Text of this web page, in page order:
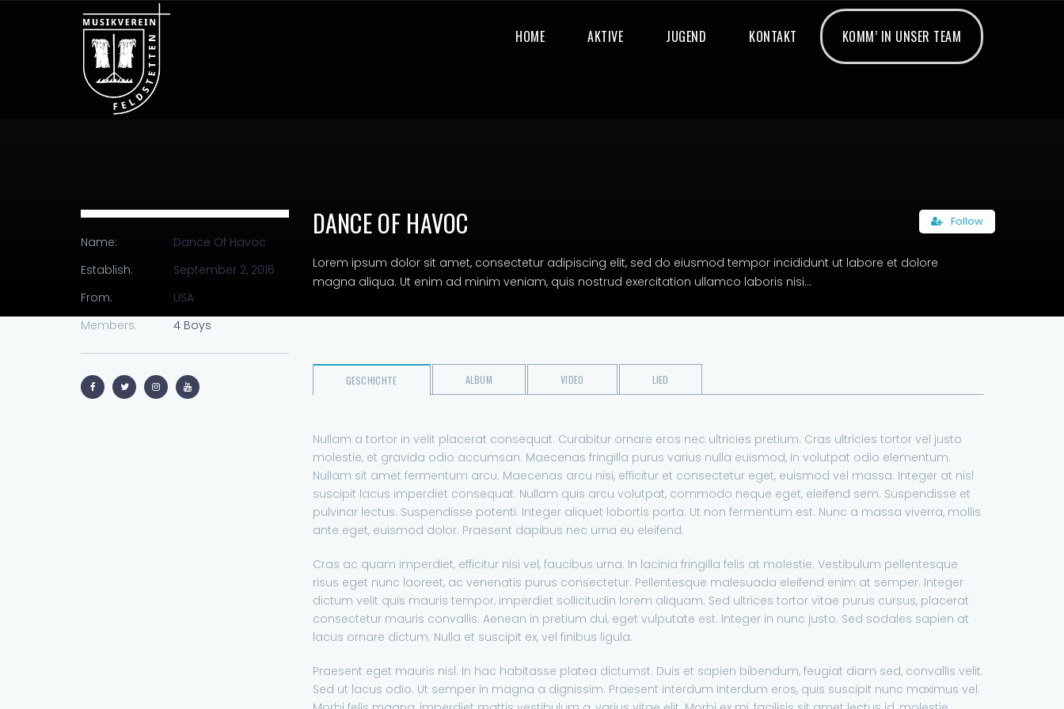
HOME AKTIVE JUGEND KONTAKT KOMM’ IN UNSER TEAM
Name:
Dance Of Havoc
Establish:
September 2, 2016
From:
USA
Members:
4 Boys
DANCE OF HAVOC
Lorem ipsum dolor sit amet, consectetur adipiscing elit, sed do eiusmod tempor incididunt ut labore et dolore
magna aliqua. Ut enim ad minim veniam, quis nostrud exercitation ullamco laboris nisi...
Follow
GESCHICHTE ALBUM VIDEO LIED
Nullam a tortor in velit placerat consequat. Curabitur ornare eros nec ultricies pretium. Cras ultricies tortor vel justo
molestie, et gravida odio accumsan. Maecenas fringilla purus varius nulla euismod, in volutpat odio elementum.
Nullam sit amet fermentum arcu. Maecenas arcu nisi, efficitur et consectetur eget, euismod vel massa. Integer at nisl
suscipit lacus imperdiet consequat. Nullam quis arcu volutpat, commodo neque eget, eleifend sem. Suspendisse et
pulvinar lectus. Suspendisse potenti. Integer aliquet lobortis porta. Ut non fermentum est. Nunc a massa viverra, mollis
ante eget, euismod dolor. Praesent dapibus nec urna eu eleifend.
Cras ac quam imperdiet, efficitur nisi vel, faucibus urna. In lacinia fringilla felis at molestie. Vestibulum pellentesque
risus eget nunc laoreet, ac venenatis purus consectetur. Pellentesque malesuada eleifend enim at semper. Integer
dictum velit quis mauris tempor, imperdiet sollicitudin lorem aliquam. Sed ultrices tortor vitae purus cursus, placerat
consectetur mauris convallis. Aenean in pretium dui, eget vulputate est. Integer in nunc justo. Sed sodales sapien at
lacus ornare dictum. Nulla et suscipit ex, vel finibus ligula.
Praesent eget mauris nisl. In hac habitasse platea dictumst. Duis et sapien bibendum, feugiat diam sed, convallis velit.
Sed ut lacus odio. Ut semper in magna a dignissim. Praesent interdum interdum eros, quis suscipit nunc maximus vel.